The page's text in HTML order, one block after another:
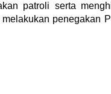
patroli serta
penegakan